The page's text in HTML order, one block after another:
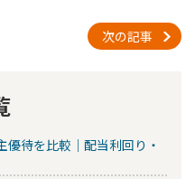
次の記事
待を比較｜配当利回り・